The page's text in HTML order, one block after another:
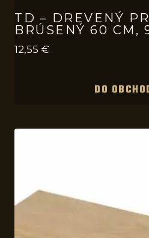
TD – DREVENÝ
BRÚSENÝ 60 CM,
12,55 €
DO